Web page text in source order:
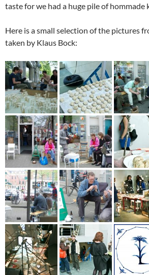
taste for we had a huge pile of hommade
Here is a small selection of the pictures
taken by Klaus Bock: